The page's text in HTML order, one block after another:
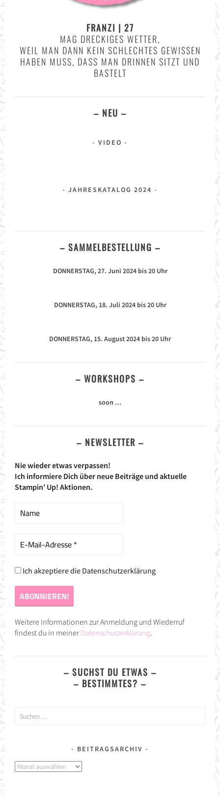
FRANZI | 27
MAG DRECKIGES WETTER,
WEIL MAN DANN KEIN SCHLECHTES GEWISSEN
HABEN MUSS, DASS MAN DRINNEN SITZT UND
BASTELT
– NEU –
VIDEO
JAHRESKATALOG 2024
– SAMMELBESTELLUNG –
DONNERSTAG, 27. Juni 2024 bis 20 Uhr
DONNERSTAG, 18. Juli 2024 bis 20 Uhr
DONNERSTAG, 15. August 2024 bis 20 Uhr
– WORKSHOPS –
soon …
– NEWSLETTER –
Nie wieder etwas verpassen!
Ich informiere Dich über neue Beiträge und aktuelle
Stampin' Up! Aktionen.
Ich akzeptiere die Datenschutzerklärung
Weitere Informationen zur Anmeldung und Wiederruf
findest du in meiner Datenschutzerklärung.
– SUCHST DU ETWAS –
– BESTIMMTES? –
Suchen
BEITRAGSARCHIV
Beitragsarchiv